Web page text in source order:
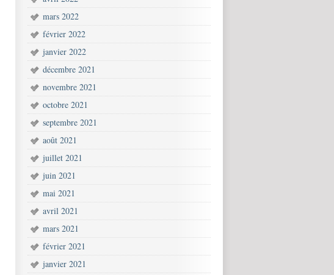
mars 2022
février 2022
janvier 2022
décembre 2021
novembre 2021
octobre 2021
septembre 2021
août 2021
juillet 2021
juin 2021
mai 2021
avril 2021
mars 2021
février 2021
janvier 2021